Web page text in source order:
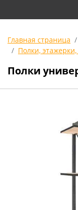
Главная страница
Полки,
Полки